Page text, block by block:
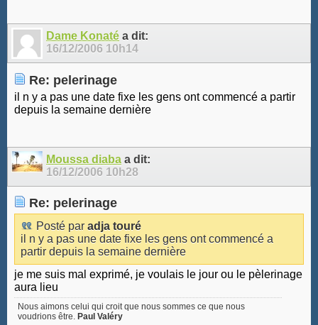
Dame Konaté a dit:
16/12/2006 10h14
Re: pelerinage
il n y a pas une date fixe les gens ont commencé a partir
depuis la semaine dernière
Moussa diaba a dit:
16/12/2006 10h28
Re: pelerinage
Posté par adja touré
il n y a pas une date fixe les gens ont commencé a
partir depuis la semaine dernière
je me suis mal exprimé, je voulais le jour ou le pèlerinage
aura lieu
Nous aimons celui qui croit que nous sommes ce que nous
voudrions être. Paul Valéry